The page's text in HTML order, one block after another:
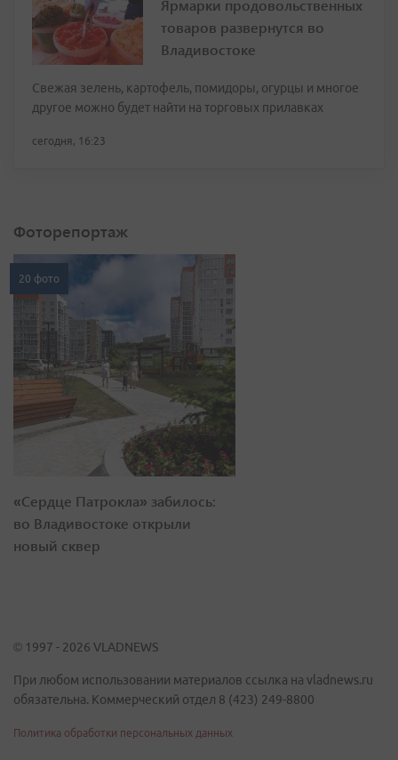
Ярмарки продовольственных
товаров развернутся во
Владивостоке
Свежая зелень, картофель, помидоры, огурцы и многое
другое можно будет найти на торговых прилавках
сегодня, 16:23
Фоторепортаж
20 фото
«Сердце Патрокла» забилось:
во Владивостоке открыли
новый сквер
© 1997 - 2026 VLADNEWS
При любом использовании материалов ссылка на vladnews.ru
обязательна. Коммерческий отдел 8 (423) 249-8800
Политика обработки персональных данных